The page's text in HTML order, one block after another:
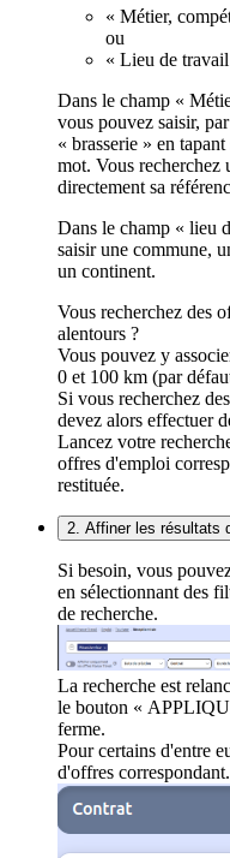
« Métier,
ou
« Lieu de
Dans le champ «
vous pouvez saisir,
« brasserie » en
mot. Vous recherchez
directement sa
Dans le champ « lieu
saisir une commune,
un continent.
Vous recherchez des
alentours ?
Vous pouvez y
0 et 100 km (par
Si vous recherchez
devez alors effectuer
Lancez votre
offres d'emploi
restituée.
2. Affiner les résultats
Si besoin, vous
en sélectionnant des
de recherche.
La recherche est
le bouton «
ferme.
Pour certains d'entre
d'offres correspondant.